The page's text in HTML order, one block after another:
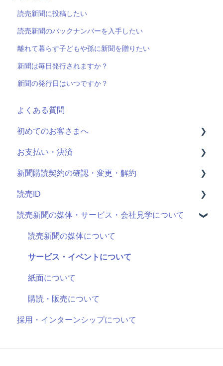
読売新聞に投稿したい
読売新聞のバックナンバーを入手したい
離れて暮らす子どもや孫に新聞を贈りたい
新聞は毎日発行されますか？
新聞の発行日はいつですか？
よくある質問
初めてのお客さまへ
読売ID登録
読売かんたん申込サイトとは
申し込み手続きの方法
申し込む新聞の選択
契約期間・料金
決済方法の選択
お支払い・決済
決済情報の確認・変更
クレジットカード明細
新聞購読契約の確認・変更・解約
最近お申し込みされた方
購読中商品の確認・変更・解約
個人情報の確認・変更
配達一時停止の手続き
引っ越し時の手続き
お客さまページの使い方
読売ID
登録情報
ログイン方法
ログイン通知
ログイン履歴
退会
読売新聞の媒体・サービス・会社見学について
読売新聞の媒体について
サービス・イベントについて
紙面について
購読・販売について
採用・インターンシップについて